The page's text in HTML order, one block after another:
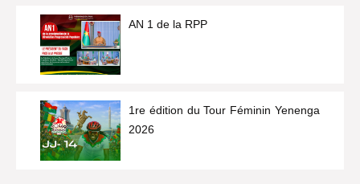
AN 1 de la RPP
1re édition du Tour Féminin Yenenga
2026